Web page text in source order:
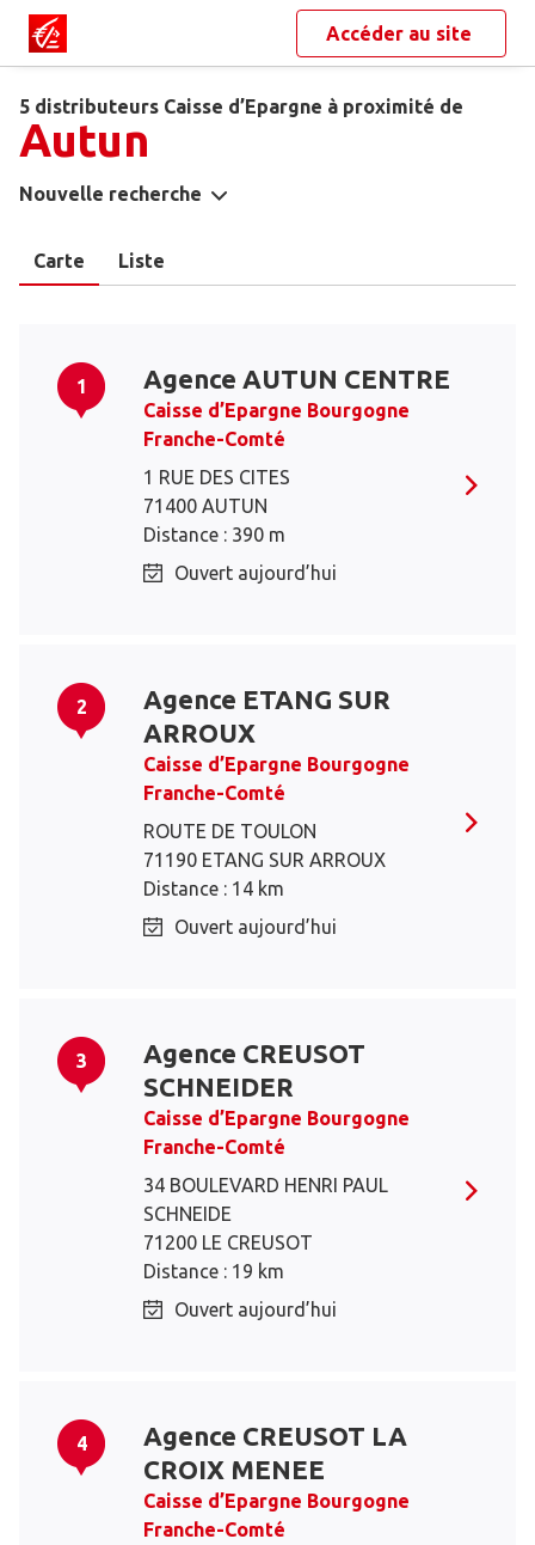
Accéder au site
5 distributeurs Caisse d’Epargne à proximité de
Autun
Nouvelle recherche
Carte Liste
1 Agence AUTUN CENTRE
Caisse d’Epargne Bourgogne
Franche-Comté
1 RUE DES CITES
71400 AUTUN
Distance : 390 m
Ouvert aujourd’hui
2
Agence ETANG SUR
ARROUX
Caisse d’Epargne Bourgogne
Franche-Comté
ROUTE DE TOULON
71190 ETANG SUR ARROUX
Distance : 14 km
Ouvert aujourd’hui
3
Agence CREUSOT
SCHNEIDER
Caisse d’Epargne Bourgogne
Franche-Comté
34 BOULEVARD HENRI PAUL
SCHNEIDE
71200 LE CREUSOT
Distance : 19 km
Ouvert aujourd’hui
4
Agence CREUSOT LA
CROIX MENEE
Caisse d’Epargne Bourgogne
Franche-Comté